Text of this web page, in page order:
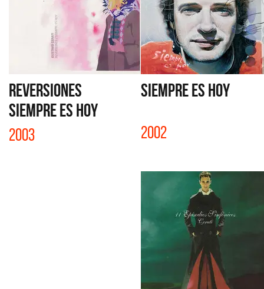
REVERSIONES
SIEMPRE ES HOY
2003
SIEMPRE ES HOY
2002